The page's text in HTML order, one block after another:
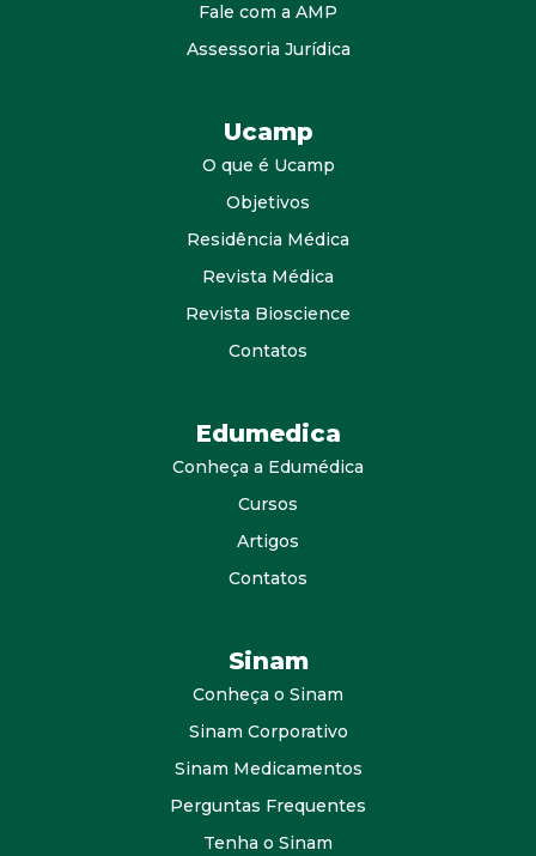
Fale com a AMP
Assessoria Jurídica
Ucamp
O que é Ucamp
Objetivos
Residência Médica
Revista Médica
Revista Bioscience
Contatos
Edumedica
Conheça a Edumédica
Cursos
Artigos
Contatos
Sinam
Conheça o Sinam
Sinam Corporativo
Sinam Medicamentos
Perguntas Frequentes
Tenha o Sinam